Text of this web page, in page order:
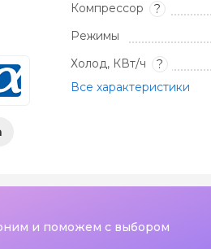
Компрессор
?
Режимы
Холод, КВт/ч
?
Все характеристики
и поможем с выбором